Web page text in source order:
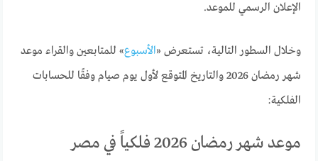
الإعلان الرسمي للموعد.
وخلال السطور التالية، تستعرض «الأسبوع» للمتابعين والقراء موعد
شهر رمضان 2026 والتاريخ المتوقع لأول يوم صيام وفقًا للحسابات
الفلكية:
موعد شهر رمضان 2026 فلكياً في مصر